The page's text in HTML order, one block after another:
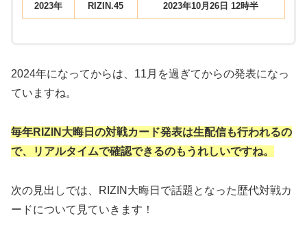
2023年 RIZIN.45 2023年10月26日 12時半
2024年になってからは、11月を過ぎてからの発表になっ
ていますね。
毎年RIZIN大晦日の対戦カード発表は生配信も行われるの
で、リアルタイムで確認できるのもうれしいですね。
次の見出しでは、RIZIN大晦日で話題となった歴代対戦カ
ードについて見ていきます！